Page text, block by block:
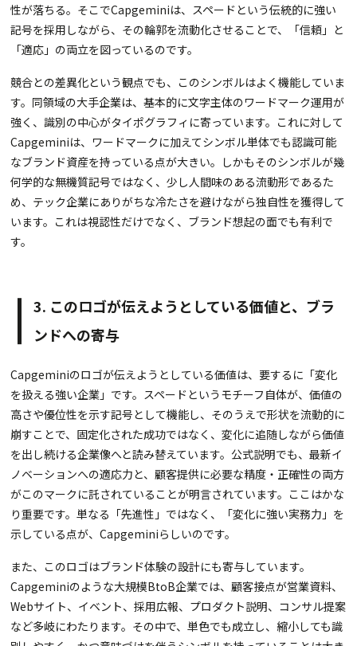
性が落ちる。そこでCapgeminiは、スペードという伝統的に強い
記号を採用しながら、その輪郭を流動化させることで、「信頼」と
「適応」の両立を図っているのです。
競合との差異化という観点でも、このシンボルはよく機能していま
す。同領域の大手企業は、基本的に文字主体のワードマーク運用が
強く、識別の中心がタイポグラフィに寄っています。これに対して
Capgeminiは、ワードマークに加えてシンボル単体でも認識可能
なブランド資産を持っている点が大きい。しかもそのシンボルが幾
何学的な無機質記号ではなく、少し人間味のある流動形であるた
め、テック企業にありがちな冷たさを避けながら独自性を獲得して
います。これは視認性だけでなく、ブランド想起の面でも有利で
す。
3. このロゴが伝えようとしている価値と、ブラ
ンドへの寄与
Capgeminiのロゴが伝えようとしている価値は、要するに「変化
を扱える強い企業」です。スペードというモチーフ自体が、価値の
高さや優位性を示す記号として機能し、そのうえで形状を流動的に
崩すことで、固定化された成功ではなく、変化に追随しながら価値
を出し続ける企業像へと読み替えています。公式説明でも、最新イ
ノベーションへの適応力と、顧客提供に必要な精度・正確性の両方
がこのマークに託されていることが明言されています。ここはかな
り重要です。単なる「先進性」ではなく、「変化に強い実務力」を
示している点が、Capgeminiらしいのです。
また、このロゴはブランド体験の設計にも寄与しています。
Capgeminiのような大規模BtoB企業では、顧客接点が営業資料、
Webサイト、イベント、採用広報、プロダクト説明、コンサル提案
など多岐にわたります。その中で、単色でも成立し、縮小しても識